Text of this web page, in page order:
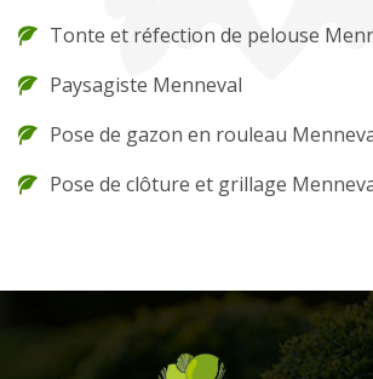
Tonte et réfection de pelouse
Paysagiste Menneval
Pose de gazon en rouleau
Pose de clôture et grillage